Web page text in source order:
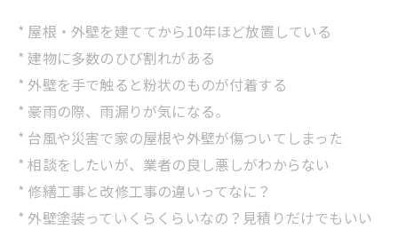
* 屋根・外壁を建ててから10年ほど放置している
* 建物に多数のひび割れがある
* 外壁を手で触ると粉状のものが付着する
* 豪雨の際、雨漏りが気になる。
* 台風や災害で家の屋根や外壁が傷ついてしまった
* 相談をしたいが、業者の良し悪しがわからない
* 修繕工事と改修工事の違いってなに？
* 外壁塗装っていくらくらいなの？見積りだけでもいい